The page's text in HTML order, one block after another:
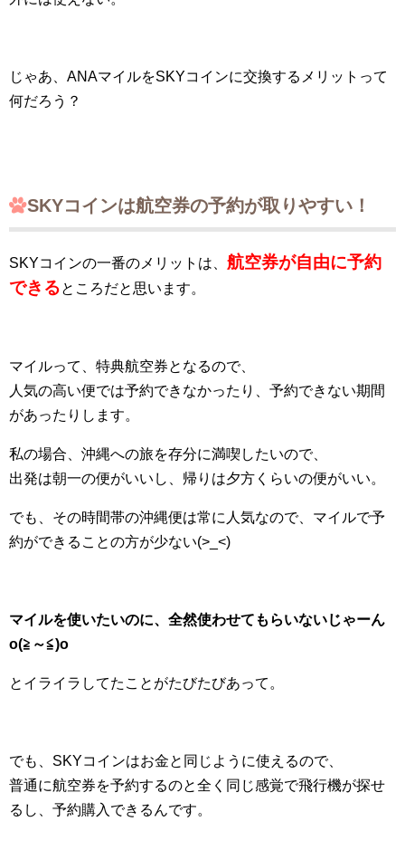
じゃあ、ANAマイルをSKYコインに交換するメリットって
何だろう？
SKYコインは航空券の予約が取りやすい！
SKYコインの一番のメリットは、 航空券が自由に予約
できるところだと思います。
マイルって、特典航空券となるので、
人気の高い便では予約できなかったり、予約できない期間
があったりします。
私の場合、沖縄への旅を存分に満喫したいので、
出発は朝一の便がいいし、帰りは夕方くらいの便がいい。
でも、その時間帯の沖縄便は常に人気なので、マイルで予
約ができることの方が少ない(>_<)
マイルを使いたいのに、全然使わせてもらいないじゃーん
o(≧～≦)o
とイライラしてたことがたびたびあって。
でも、SKYコインはお金と同じように使えるので、
普通に航空券を予約するのと全く同じ感覚で飛行機が探せ
るし、予約購入できるんです。